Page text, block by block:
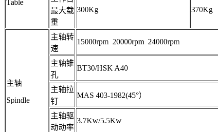
Table
最大载
重
300Kg 370Kg
主轴
Spindle
主轴转
速
15000rpm 20000rpm 24000rpm
主轴锥
孔
BT30/HSK A40
主轴拉
钉
MAS 403-1982(45°）
主轴驱
动动率
3.7Kw/5.5Kw